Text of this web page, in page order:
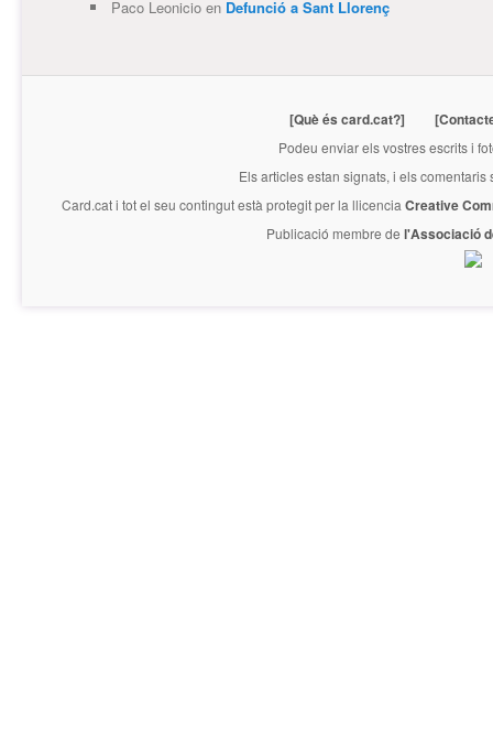
Paco Leonicioen Defunció a Sant Llorenç
[Què és card.cat?]
Podeu enviar els vostres escrits i
Els articles estan signats, i els
Card.cati tot el seu contingut està protegit per la llicencia Creative
Publicació membre de l'Associació